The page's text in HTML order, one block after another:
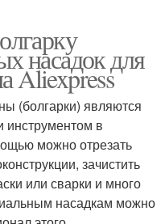
насадок для
Aliexpress
(болгарки) являются
инструментом в
можно отрезать
зачистить
или сварки и много
насадкам можно